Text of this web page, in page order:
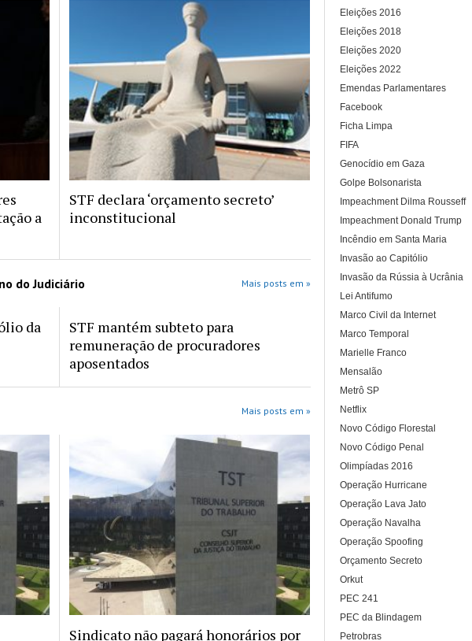
a
STF declara ‘orçamento secreto’
inconstitucional
do Judiciário Mais posts em »
da
STF mantém subteto para
remuneração de procuradores
aposentados
Mais posts em »
Sindicato não pagará honorários por
Eleições 2016
Eleições 2018
Eleições 2020
Eleições 2022
Emendas Parlamentares
Facebook
Ficha Limpa
FIFA
Genocídio em Gaza
Golpe Bolsonarista
Impeachment Dilma Rousseff
Impeachment Donald Trump
Incêndio em Santa Maria
Invasão ao Capitólio
Invasão da Rússia à Ucrânia
Lei Antifumo
Marco Civil da Internet
Marco Temporal
Marielle Franco
Mensalão
Metrô SP
Netflix
Novo Código Florestal
Novo Código Penal
Olimpíadas 2016
Operação Hurricane
Operação Lava Jato
Operação Navalha
Operação Spoofing
Orçamento Secreto
Orkut
PEC 241
PEC da Blindagem
Petrobras